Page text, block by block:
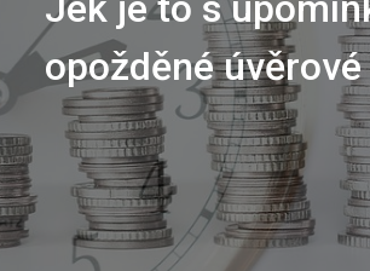
opožděné